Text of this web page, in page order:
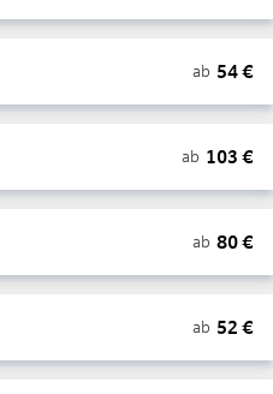
ab 54€
ab 103 €
ab 80€
ab 52 €